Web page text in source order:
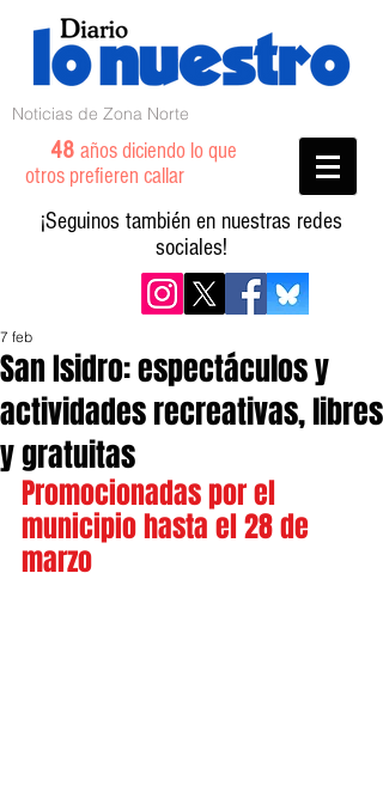
Noticias de Zona Norte
48 años diciendo lo que
otros prefieren callar
¡Seguinos también en nuestras redes
sociales!
San Isidro: espectáculos y
actividades recreativas, libres
y gratuitas
7 feb
Promocionadas por el
municipio hasta el 28 de
marzo